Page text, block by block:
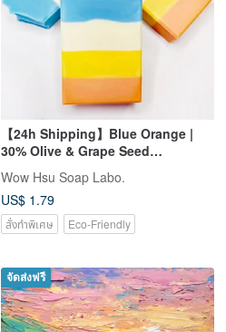
【24h Shipping】Blue Orange |
30% Olive & Grape Seed
Teacher Appreciation Gift Box
Wow Hsu Soap Labo.
US$ 1.79
สั่งทำพิเศษ Eco-Friendly
จัดส่งฟรี